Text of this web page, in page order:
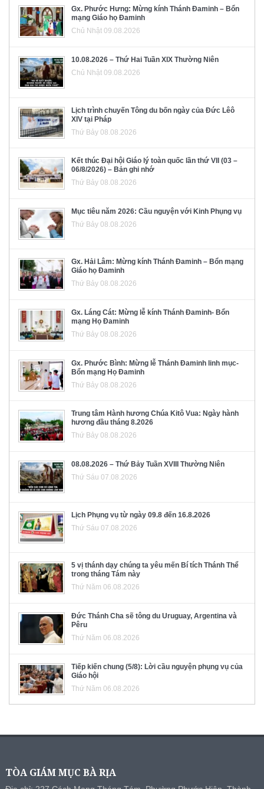
Gx. Phước Hưng: Mừng kính Thánh Đaminh – Bổn
mạng Giáo họ Đaminh
Chủ Nhật 09.08.2026
10.08.2026 – Thứ Hai Tuần XIX Thường Niên
Chủ Nhật 09.08.2026
Lịch trình chuyến Tông du bốn ngày của Đức Lêô
XIV tại Pháp
Thứ Bảy 08.08.2026
Kết thúc Đại hội Giáo lý toàn quốc lần thứ VII (03 –
06/8/2026) – Bản ghi nhớ
Thứ Bảy 08.08.2026
Mục tiêu năm 2026: Cầu nguyện với Kinh Phụng vụ
Thứ Bảy 08.08.2026
Gx. Hải Lâm: Mừng kính Thánh Đaminh – Bổn mạng
Giáo họ Đaminh
Thứ Bảy 08.08.2026
Gx. Láng Cát: Mừng lễ kính Thánh Đaminh- Bổn
mạng Họ Đaminh
Thứ Bảy 08.08.2026
Gx. Phước Bình: Mừng lễ Thánh Đaminh linh mục-
Bổn mạng Họ Đaminh
Thứ Bảy 08.08.2026
Trung tâm Hành hương Chúa Kitô Vua: Ngày hành
hương đầu tháng 8.2026
Thứ Bảy 08.08.2026
08.08.2026 – Thứ Bảy Tuần XVIII Thường Niên
Thứ Sáu 07.08.2026
Lịch Phụng vụ từ ngày 09.8 đến 16.8.2026
Thứ Sáu 07.08.2026
5 vị thánh dạy chúng ta yêu mến Bí tích Thánh Thể
trong tháng Tám này
Thứ Năm 06.08.2026
Đức Thánh Cha sẽ tông du Uruguay, Argentina và
Pêru
Thứ Năm 06.08.2026
Tiếp kiến chung (5/8): Lời cầu nguyện phụng vụ của
Giáo hội
Thứ Năm 06.08.2026
TÒA GIÁM MỤC BÀ RỊA